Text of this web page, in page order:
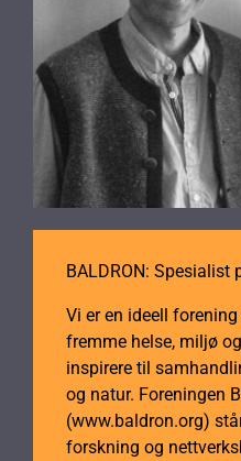
BALDRON: Spesialist
Vi er en ideell
fremme helse, miljø
inspirere til
og natur. Foreningen
(www.baldron.org)
forskning og